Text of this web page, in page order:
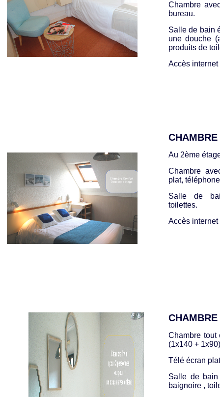
Chambre
bureau.
Salle de bain
une douche
produits de
Accès
Au 2ème
Chambre
plat,
Salle de
toilettes.
Accès
Chambre tout
(1x140 + 1x90)
Télé écran
Salle de
baignoire ,